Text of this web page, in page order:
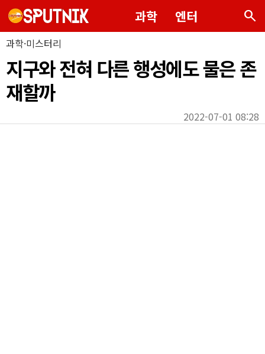
과학 엔터 search
과학·미스터리
지구와 전혀 다른 행성에도 물은 존
재할까
2022-07-01 08:28